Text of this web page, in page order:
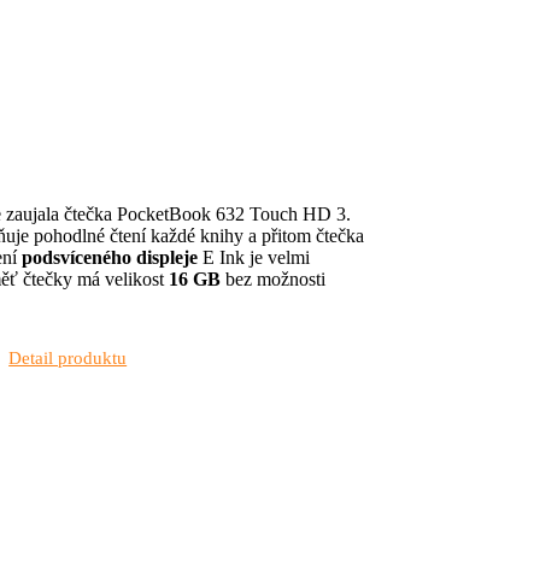
čtečka PocketBook 632 Touch HD 3.
pohodlné čtení každé knihy a přitom čtečka
podsvíceného displeje E Ink je velmi
čtečky má velikost 16 GB bez možnosti
Detail produktu